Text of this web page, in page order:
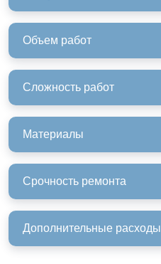
Объем работ
Сложность работ
Материалы
Срочность ремонта
Дополнительные расходы